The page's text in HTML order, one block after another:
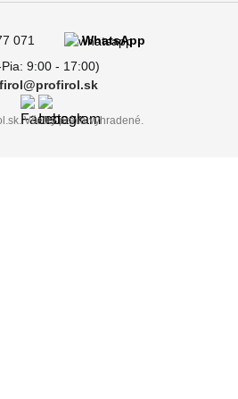
Všetky práva vyhradené.
071
9:00 - 17:00)
WhatsApp